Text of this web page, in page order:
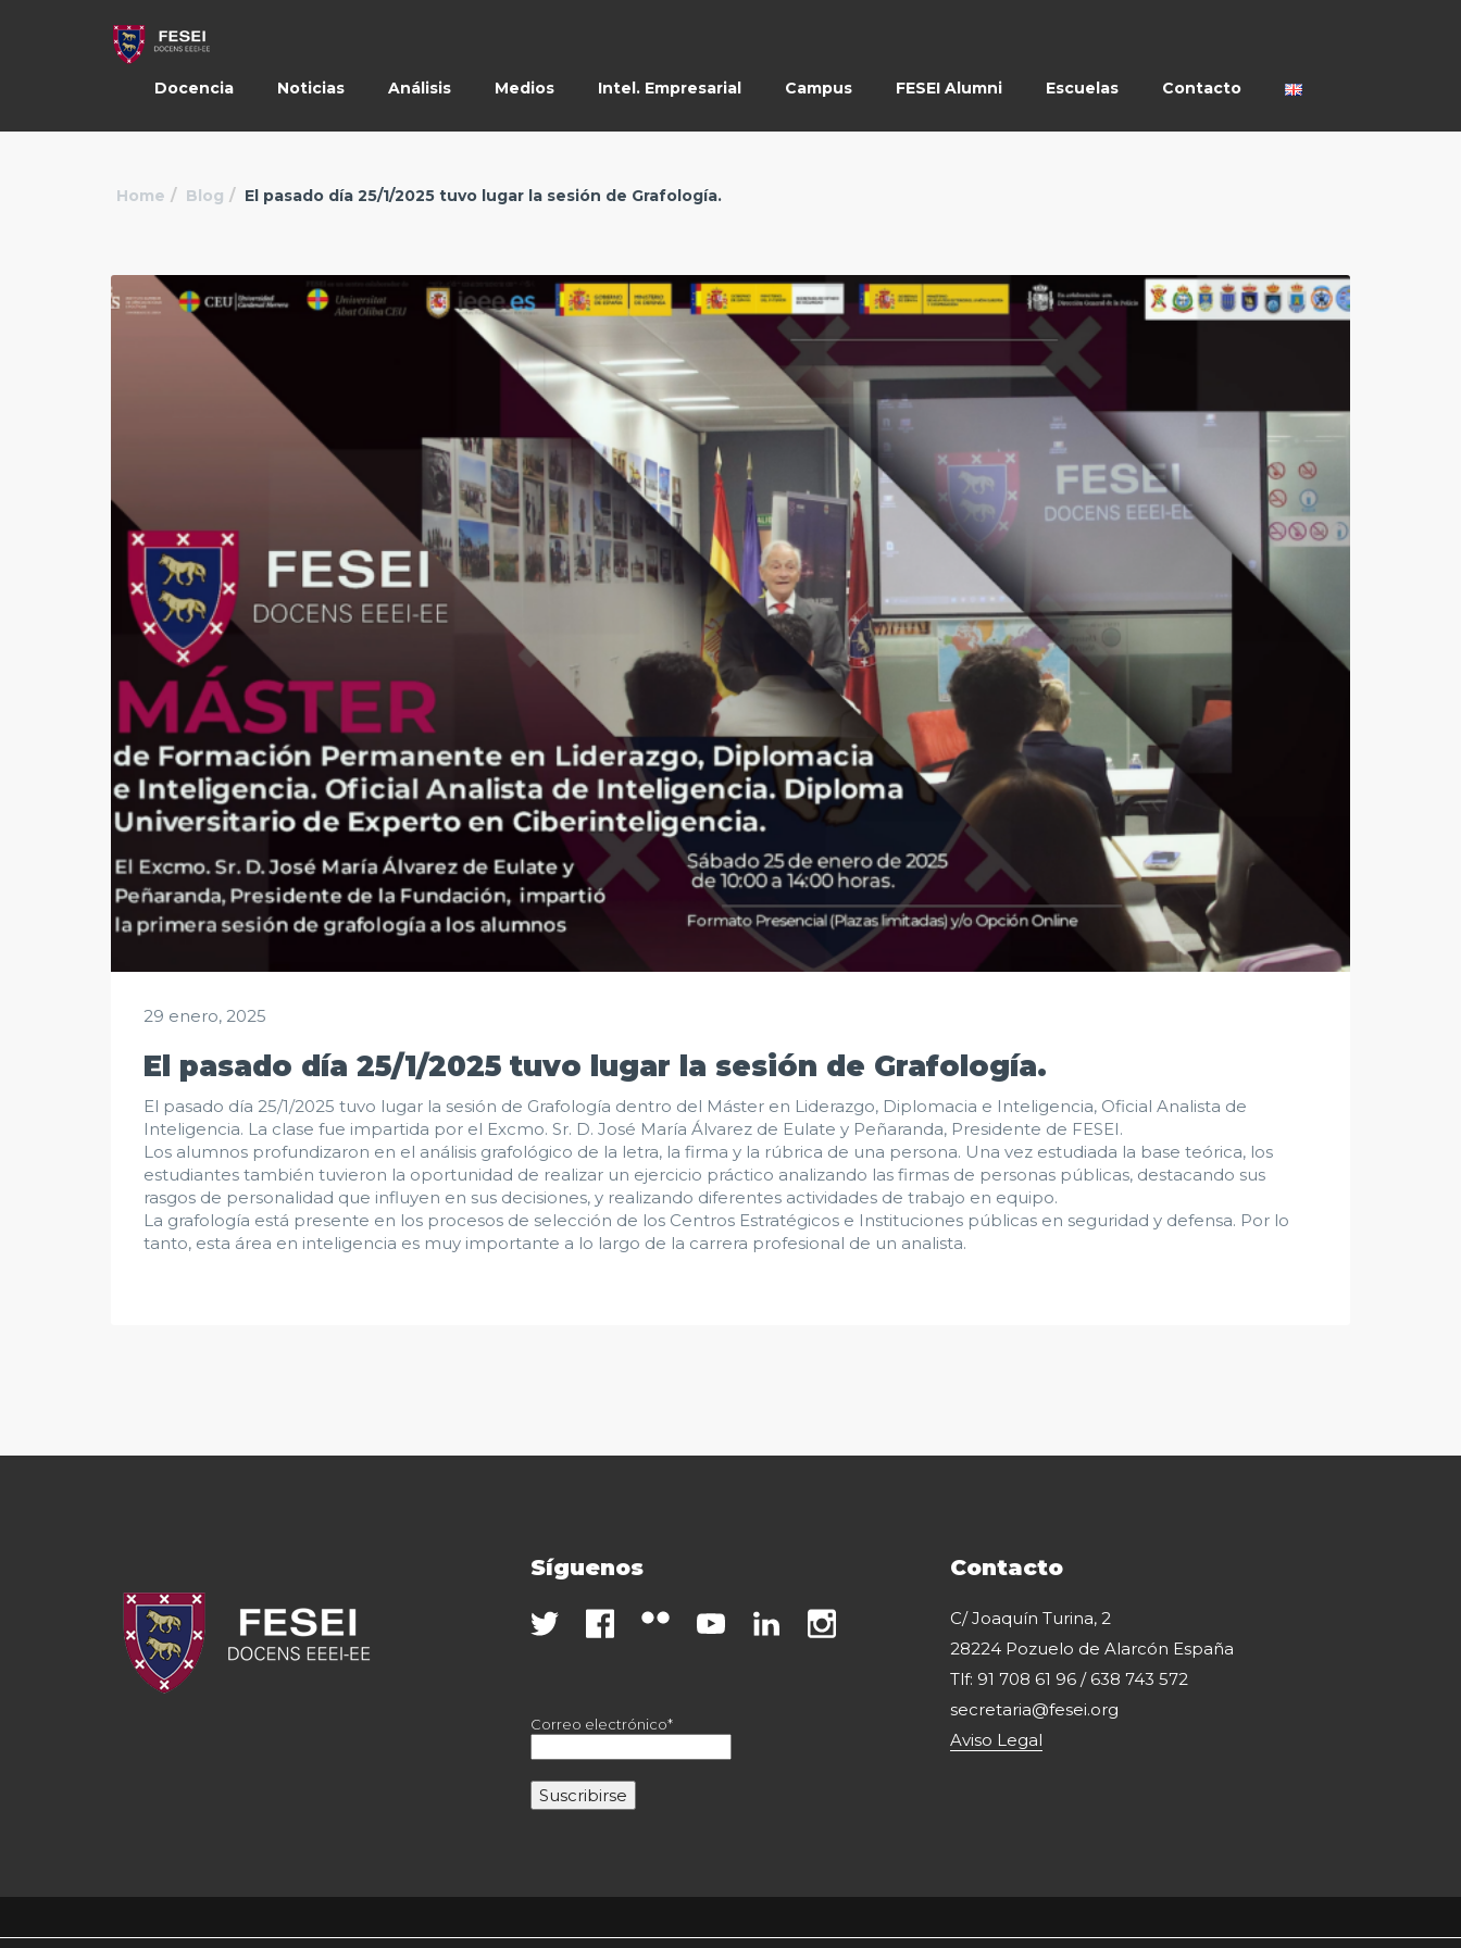
Docencia Noticias Análisis Medios Intel. Empresarial Campus FESEI Alumni Escuelas Contacto
Home Blog El pasado día 25/1/2025 tuvo lugar la sesión de Grafología.
29 enero, 2025
El pasado día 25/1/2025 tuvo lugar la sesión de Grafología.
El pasado día 25/1/2025 tuvo lugar la sesión de Grafología dentro del Máster en Liderazgo, Diplomacia e Inteligencia, Oficial Analista de
Inteligencia. La clase fue impartida por el Excmo. Sr. D. José María Álvarez de Eulate y Peñaranda, Presidente de FESEI.
Los alumnos profundizaron en el análisis grafológico de la letra, la firma y la rúbrica de una persona. Una vez estudiada la base teórica, los
estudiantes también tuvieron la oportunidad de realizar un ejercicio práctico analizando las firmas de personas públicas, destacando sus
rasgos de personalidad que influyen en sus decisiones, y realizando diferentes actividades de trabajo en equipo.
La grafología está presente en los procesos de selección de los Centros Estratégicos e Instituciones públicas en seguridad y defensa. Por lo
tanto, esta área en inteligencia es muy importante a lo largo de la carrera profesional de un analista.
Síguenos
Correo electrónico*
Contacto
C/ Joaquín Turina, 2
28224 Pozuelo de Alarcón España
Tlf: 91 708 61 96 / 638 743 572
secretaria@fesei.org
Aviso Legal